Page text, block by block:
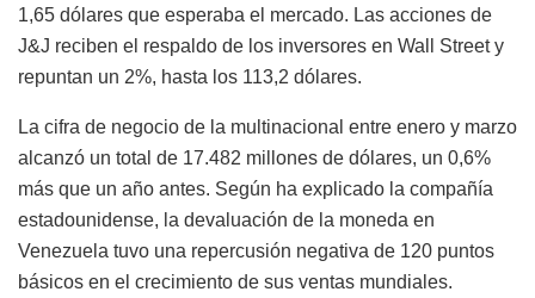
1,65 dólares que esperaba el mercado. Las acciones de
J&J reciben el respaldo de los inversores en Wall Street y
repuntan un 2%, hasta los 113,2 dólares.
La cifra de negocio de la multinacional entre enero y marzo
alcanzó un total de 17.482 millones de dólares, un 0,6%
más que un año antes. Según ha explicado la compañía
estadounidense, la devaluación de la moneda en
Venezuela tuvo una repercusión negativa de 120 puntos
básicos en el crecimiento de sus ventas mundiales.